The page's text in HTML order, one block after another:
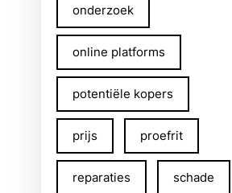
onderzoek
online platforms
potentiële kopers
prijs proefrit
reparaties schade